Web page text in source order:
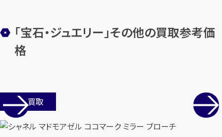
「宝石・ジュエリー」その他の買取参考価
格
店舗買取